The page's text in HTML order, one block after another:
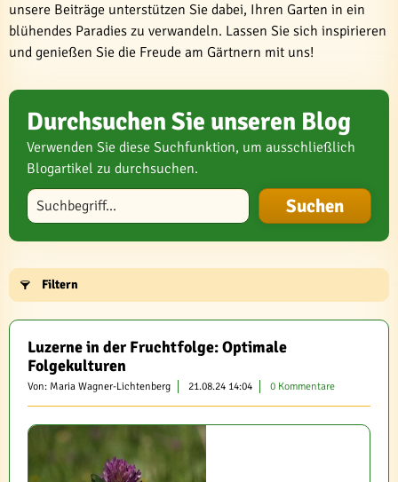
unsere Beiträge unterstützen Sie dabei, Ihren Garten in ein
blühendes Paradies zu verwandeln. Lassen Sie sich inspirieren
und genießen Sie die Freude am Gärtnern mit uns!
Durchsuchen Sie unseren Blog
Verwenden Sie diese Suchfunktion, um ausschließlich
Blogartikel zu durchsuchen.
Blog durchsuchen
Filtern
Luzerne in der Fruchtfolge: Optimale
Folgekulturen
Von: Maria Wagner-Lichtenberg 21.08.24 14:04 0 Kommentare